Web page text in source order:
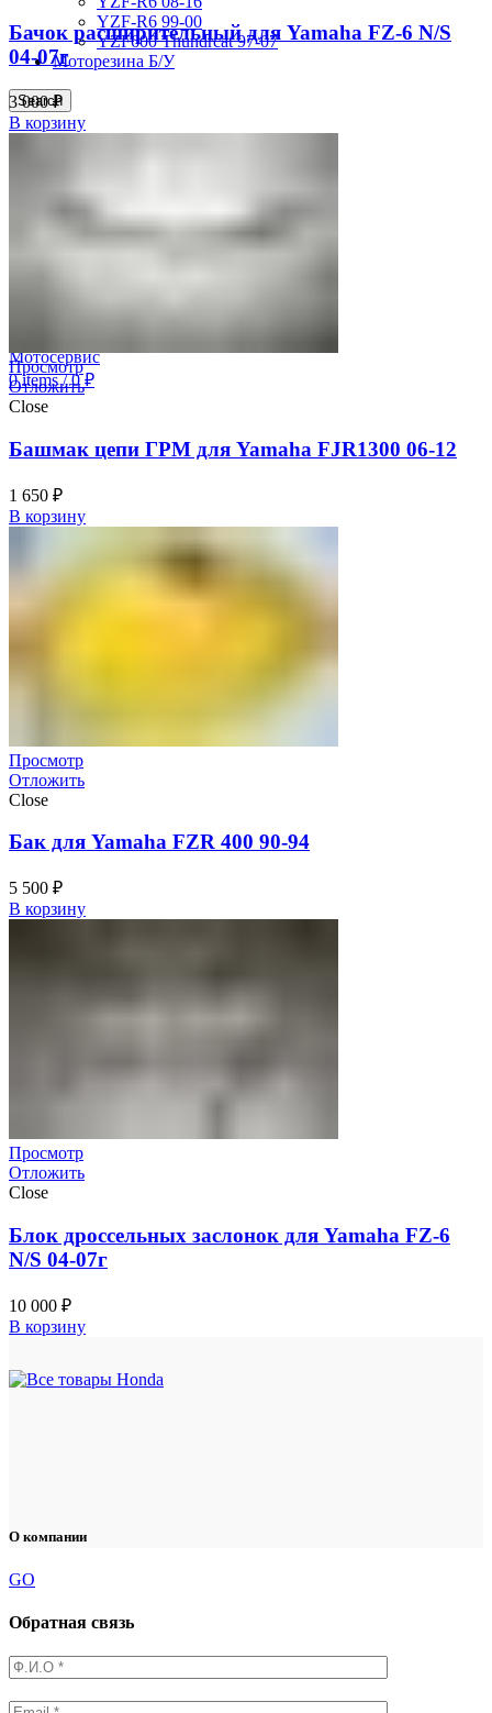
YZF-R6 99-00
YZF600 Thundrcat 97-07
Моторезина Б/У
Search
Авторизация
0₽
0items / 0₽
Бачок расширительный для Yamaha FZ-6 N/S
04-07г
3 000₽
В корзину
Просмотр
Отложить
Close
Башмак цепи ГРМ для Yamaha FJR1300 06-12
1 650 ₽
В корзину
Просмотр
Отложить
Close
Бак для Yamaha FZR 400 90-94
5 500 ₽
В корзину
Просмотр
Отложить
Close
Блок дроссельных заслонок для Yamaha FZ-6
N/S 04-07г
10 000 ₽
В корзину
О компании
GO
Обратная связь